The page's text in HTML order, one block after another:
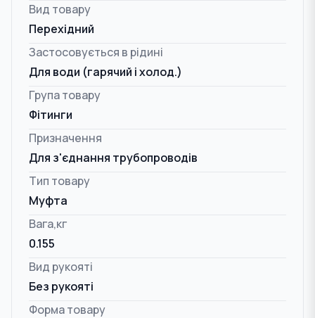
Вид товару
Перехідний
Застосовується в рідині
Для води (гарячий і холод.)
Група товару
Фітинги
Призначення
Для з'єднання трубопроводів
Тип товару
Муфта
Вага,кг
0.155
Вид рукояті
Без рукояті
Форма товару